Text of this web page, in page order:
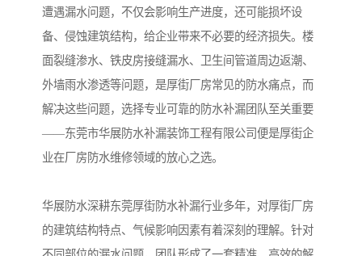
遭遇漏水问题，不仅会影响生产进度，还可能损坏设
备、侵蚀建筑结构，给企业带来不必要的经济损失。楼
面裂缝渗水、铁皮房接缝漏水、卫生间管道周边返潮、
外墙雨水渗透等问题，是厚街厂房常见的防水痛点，而
解决这些问题，选择专业可靠的防水补漏团队至关重要
——东莞市华展防水补漏装饰工程有限公司便是厚街企
业在厂房防水维修领域的放心之选。
华展防水深耕东莞厚街防水补漏行业多年，对厚街厂房
的建筑结构特点、气候影响因素有着深刻的理解。针对